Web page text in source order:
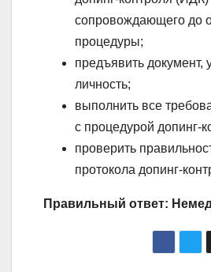
сопровождающего до
процедуры;
предъявить документ,
личность;
выполнить все
с процедурой допинг-
проверить
протокола допинг-
Правильный ответ: